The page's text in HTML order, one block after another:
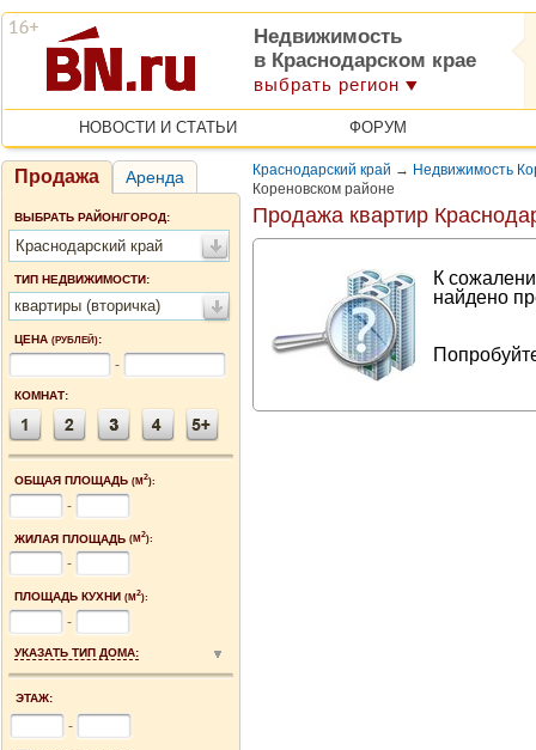
Недвижимость
в Краснодарском крае
выбрать регион
НОВОСТИ И СТАТЬИ ФОРУМ
Продажа Аренда
ВЫБРАТЬ РАЙОН/ГОРОД:
Краснодарский край
ТИП НЕДВИЖИМОСТИ:
квартиры (вторичка)
ЦЕНА (РУБЛЕЙ):
-
КОМНАТ:
ОБЩАЯ ПЛОЩАДЬ (М2):
-
ЖИЛАЯ ПЛОЩАДЬ (М2):
-
ПЛОЩАДЬ КУХНИ (М2):
-
УКАЗАТЬ ТИП ДОМА:
ЭТАЖ:
-
Краснодарский край → Недвижимость
Кореновском районе
Продажа квартир
К
найдено